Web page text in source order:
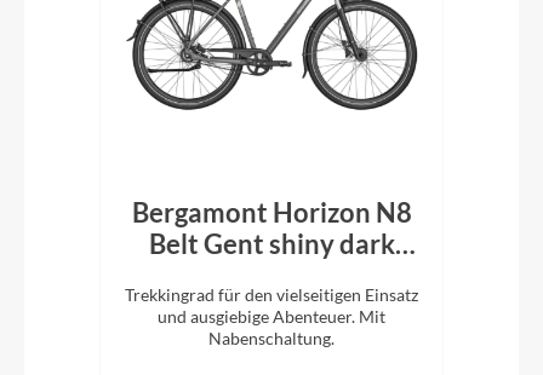
Bergamont Horizon N8
Belt Gent shiny dark
Trekkingrad für den vielseitigen Einsatz
und ausgiebige Abenteuer. Mit
Nabenschaltung.